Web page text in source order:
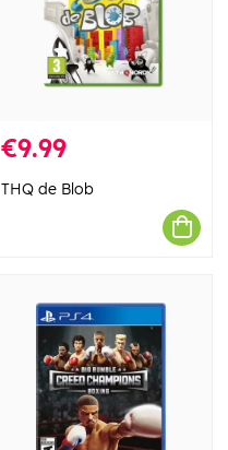
€9.99
THQ de Blob